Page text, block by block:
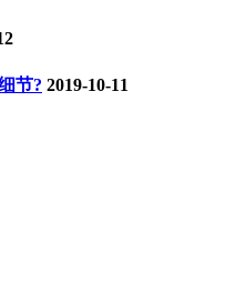
节? 2019-10-11